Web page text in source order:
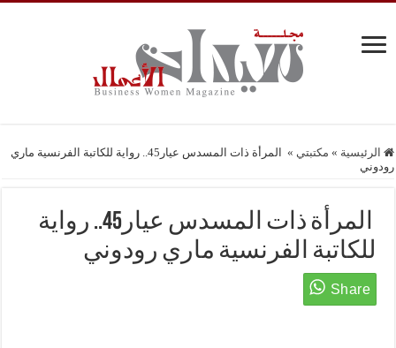
الرئيسية » مكتبتي »
المرأة ذات المسدس عيار45.. رواية للكاتبة الفرنسية ماري
رودوني
المرأة ذات المسدس عيار45.. رواية
للكاتبة الفرنسية ماري رودوني